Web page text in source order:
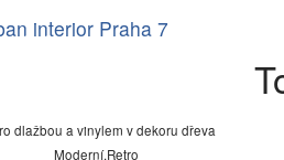
interior Praha 7
dlažbou a vinylem v dekoru dřeva
Moderní,Retro